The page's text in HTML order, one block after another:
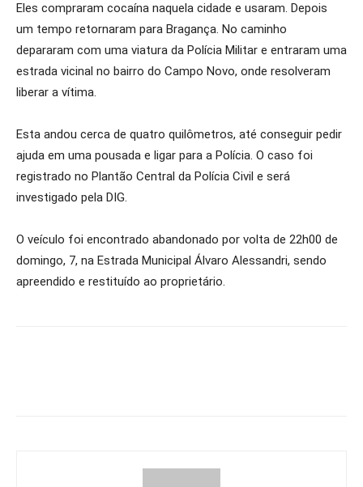
Eles compraram cocaína naquela cidade e usaram. Depois
um tempo retornaram para Bragança. No caminho
depararam com uma viatura da Polícia Militar e entraram uma
estrada vicinal no bairro do Campo Novo, onde resolveram
liberar a vítima.
Esta andou cerca de quatro quilômetros, até conseguir pedir
ajuda em uma pousada e ligar para a Polícia. O caso foi
registrado no Plantão Central da Polícia Civil e será
investigado pela DIG.
O veículo foi encontrado abandonado por volta de 22h00 de
domingo, 7, na Estrada Municipal Álvaro Alessandri, sendo
apreendido e restituído ao proprietário.